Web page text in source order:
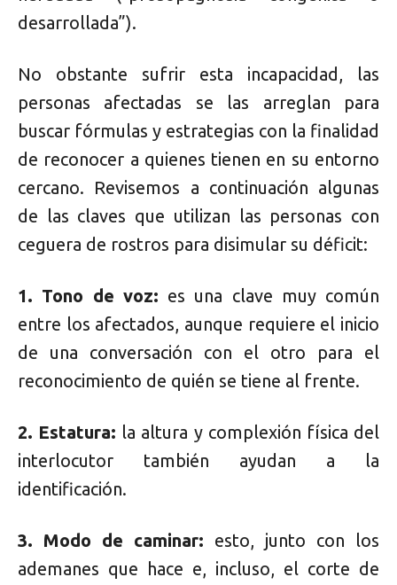
desarrollada”).
No obstante sufrir esta incapacidad, las
personas afectadas se las arreglan para
buscar fórmulas y estrategias con la finalidad
de reconocer a quienes tienen en su entorno
cercano. Revisemos a continuación algunas
de las claves que utilizan las personas con
ceguera de rostros para disimular su déficit:
1. Tono de voz: es una clave muy común
entre los afectados, aunque requiere el inicio
de una conversación con el otro para el
reconocimiento de quién se tiene al frente.
2. Estatura: la altura y complexión física del
interlocutor también ayudan a la
identificación.
3. Modo de caminar: esto, junto con los
ademanes que hace e, incluso, el corte de